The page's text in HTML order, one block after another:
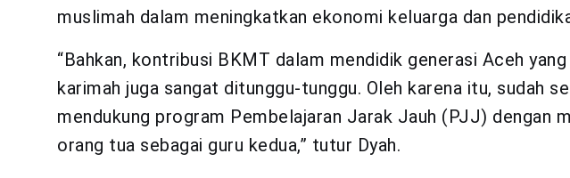
muslimah dalam meningkatkan ekonomi keluarga dan
“Bahkan, kontribusi BKMT dalam mendidik generasi Aceh
karimah juga sangat ditunggu-tunggu. Oleh karena itu, sudah
mendukung program Pembelajaran Jarak Jauh (PJJ) dengan
orang tua sebagai guru kedua,” tutur Dyah.